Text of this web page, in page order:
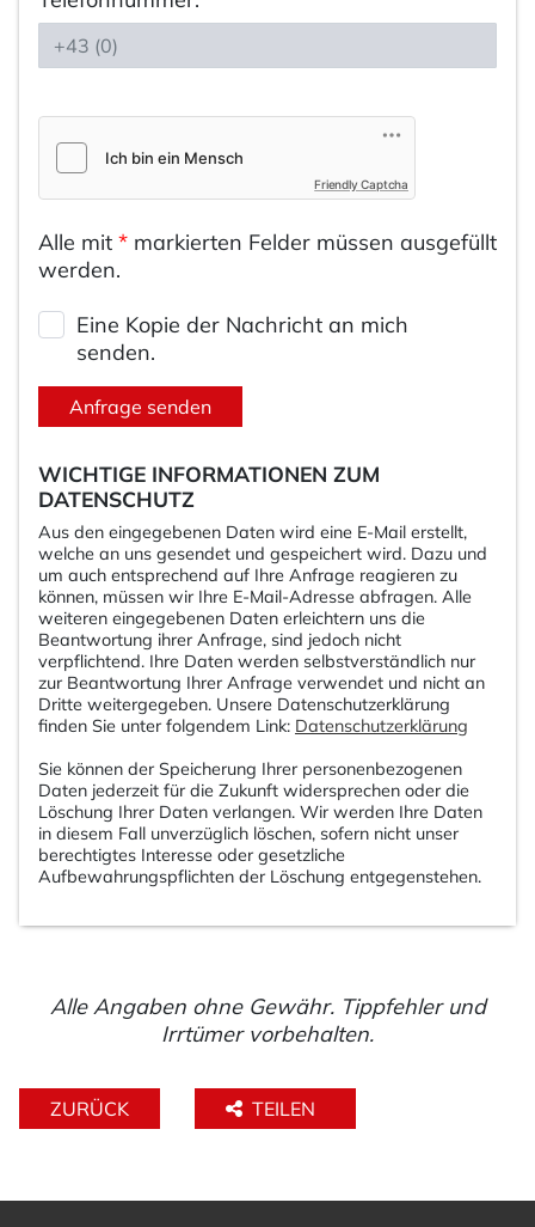
Friendly Captcha
Alle mit * markierten Felder müssen ausgefüllt
werden.
Eine Kopie der Nachricht an mich
senden.
Anfrage senden
WICHTIGE INFORMATIONEN ZUM
DATENSCHUTZ
Aus den eingegebenen Daten wird eine E-Mail erstellt,
welche an uns gesendet und gespeichert wird. Dazu und
um auch entsprechend auf Ihre Anfrage reagieren zu
können, müssen wir Ihre E-Mail-Adresse abfragen. Alle
weiteren eingegebenen Daten erleichtern uns die
Beantwortung ihrer Anfrage, sind jedoch nicht
verpflichtend. Ihre Daten werden selbstverständlich nur
zur Beantwortung Ihrer Anfrage verwendet und nicht an
Dritte weitergegeben. Unsere Datenschutzerklärung
finden Sie unter folgendem Link: Datenschutzerklärung
Sie können der Speicherung Ihrer personenbezogenen
Daten jederzeit für die Zukunft widersprechen oder die
Löschung Ihrer Daten verlangen. Wir werden Ihre Daten
in diesem Fall unverzüglich löschen, sofern nicht unser
berechtigtes Interesse oder gesetzliche
Aufbewahrungspflichten der Löschung entgegenstehen.
Alle Angaben ohne Gewähr. Tippfehler und
Irrtümer vorbehalten.
ZURÜCK TEILEN